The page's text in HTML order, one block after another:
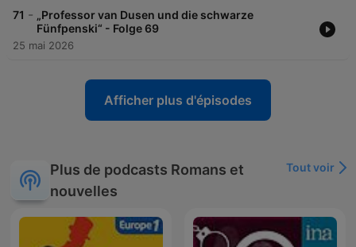
71 - „Professor van Dusen und die schwarze
Fünfpenski“ - Folge 69
25 mai 2026
Afficher plus d'épisodes
Plus de podcasts Romans et
nouvelles
Tout voir